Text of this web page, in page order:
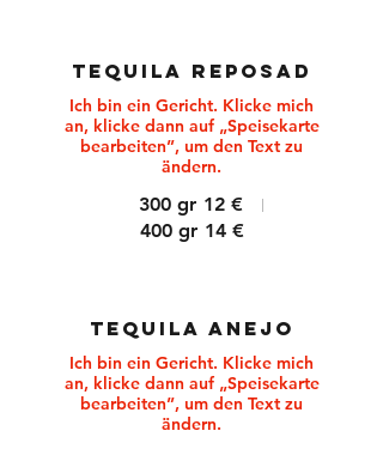
TEQUILA REPOSAD
Ich bin ein Gericht. Klicke mich
an, klicke dann auf „Speisekarte
bearbeiten”, um den Text zu
ändern.
300 gr 12 €
400 gr 14 €
TEQUILA ANEJO
Ich bin ein Gericht. Klicke mich
an, klicke dann auf „Speisekarte
bearbeiten”, um den Text zu